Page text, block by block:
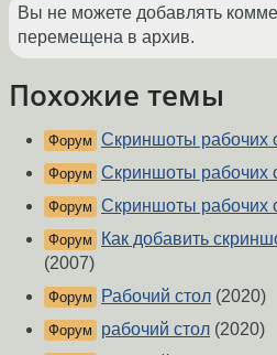
Вы не можете добавлять
перемещена в архив.
Похожие темы
Форум Скриншоты рабочих
Форум Скриншоты рабочих
Форум Скриншоты рабочих
Форум
Как добавить
(2007)
Форум Рабочий стол (2020)
Форум рабочий стол (2020)